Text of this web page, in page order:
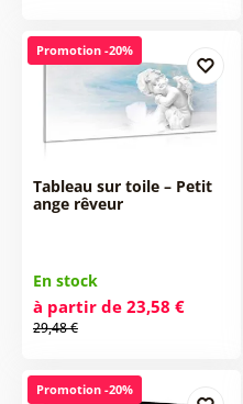
Promotion -20%
Tableau sur toile – Petit
ange rêveur
En stock
à partir de 23,58 €
29,48 €
Promotion -20%